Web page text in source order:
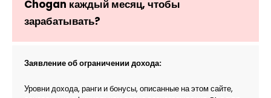
Chogan каждый месяц, чтобы
зарабатывать?
Заявление об ограничении дохода:
Уровни дохода, ранги и бонусы, описанные на этом сайте,